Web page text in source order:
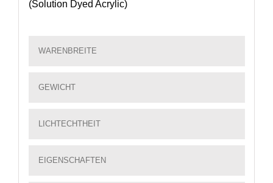
(Solution Dyed Acrylic)
WARENBREITE
GEWICHT
LICHTECHTHEIT
EIGENSCHAFTEN